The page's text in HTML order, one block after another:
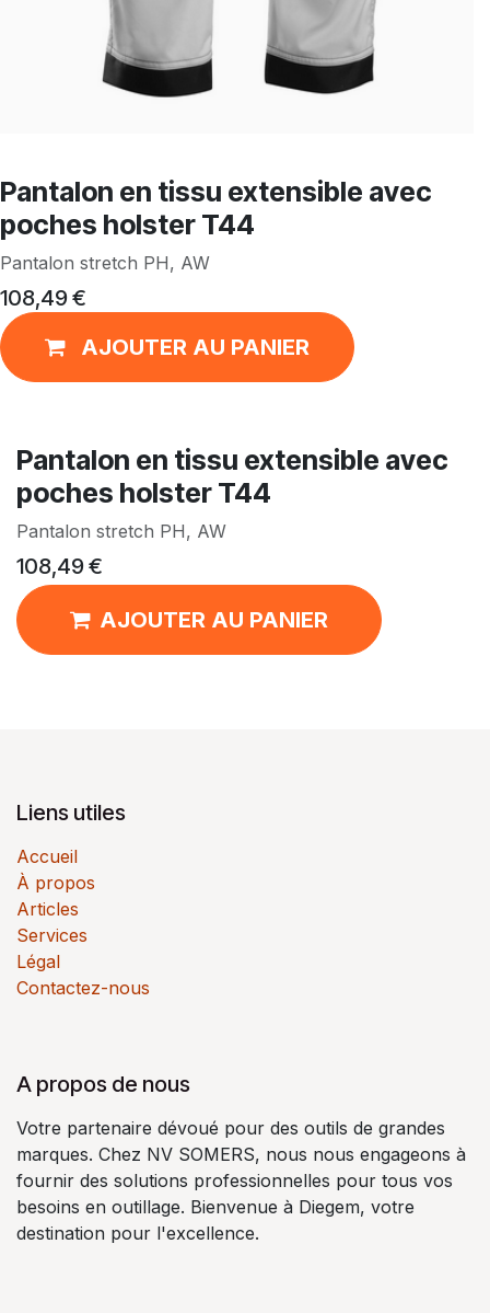
Pantalon en tissu extensible avec
poches holster T44
Pantalon stretch PH, AW
108,49€
AJOUTER AU PANIER
Pantalon en tissu extensible avec
poches holster T44
Pantalon stretch PH, AW
108,49€
AJOUTER AU PANIER
Liens utiles
Accueil
À propos
Articles
Services
Légal
Contactez-nous
A propos de nous
Votre partenaire dévoué pour des outils de grandes
marques. Chez NV SOMERS, nous nous engageons à
fournir des solutions professionnelles pour tous vos
besoins en outillage. Bienvenue à Diegem, votre
destination pour l'excellence.